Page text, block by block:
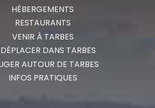
HÉBERGEMENTS
RESTAURANTS
VENIR À TARBES
DANS TARBES
AUTOUR DE TARBES
INFOS PRATIQUES